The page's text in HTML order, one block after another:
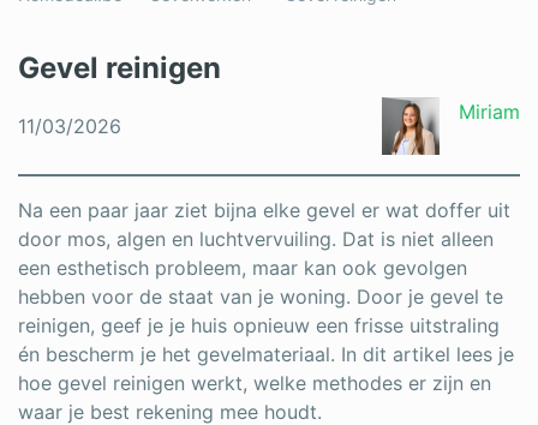
Isolatie
Loodgieter
Rolluiken
Schilder
Schrijnwerker
Stukadoor
Tegelzetter
Gevel reinigen
11/03/2026
Miriam
Na een paar jaar ziet bijna elke gevel er wat doffer uit
door mos, algen en luchtvervuiling. Dat is niet alleen
een esthetisch probleem, maar kan ook gevolgen
hebben voor de staat van je woning. Door je gevel te
reinigen, geef je je huis opnieuw een frisse uitstraling
én bescherm je het gevelmateriaal. In dit artikel lees je
hoe gevel reinigen werkt, welke methodes er zijn en
waar je best rekening mee houdt.